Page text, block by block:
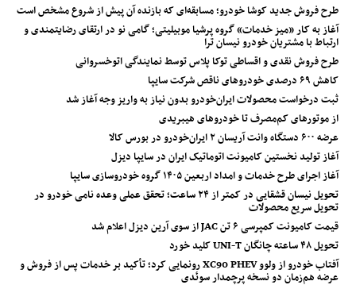
طرح فروش جدید کوشا خودرو؛ مسابقه‌ای که بازنده آن پیش از شروع مشخص است
آغاز به کار «میز خدمات» گروه پرشیا موبیلیتی؛ گامی نو در ارتقای رضایتمندی و
ارتباط با مشتریان خودرو نیسان ترا
طرح فروش نقدی و اقساطی توکا پلاس توسط نمایندگی اتوخسروانی
کاهش ۶۹ درصدی خودروهای ناقص شرکت سایپا
ثبت درخواست محصولات ایران‌خودرو بدون نیاز به واریز وجه آغاز شد
از موتورهای کم‌مصرف تا خودروهای هیبریدی
عرضه ۶۰۰ دستگاه وانت آریسان ۲ ایران‌خودرو در بورس کالا
آغاز تولید نخستین کامیونت اتوماتیک ایران در سایپا دیزل
آغاز اجرای طرح خدمات و امداد اربعین ۱۴۰۵ گروه خودروسازی سایپا
تحویل نیسان قشقایی در کمتر از ۲۴ ساعت؛ تحقق عملی وعده نامی خودرو در
تحویل سریع محصولات
قیمت کامیونت کمپرسی ۶ تن JAC از سوی آرین دیزل اعلام شد
تحویل ۴۸ ساعته چانگان UNI-T کلید خورد
آفتاب خودرو از ولوو XC90 PHEV رونمایی کرد؛ تأکید بر خدمات پس از فروش و
عرضه هم‌زمان دو نسخه پرچمدار سوئدی